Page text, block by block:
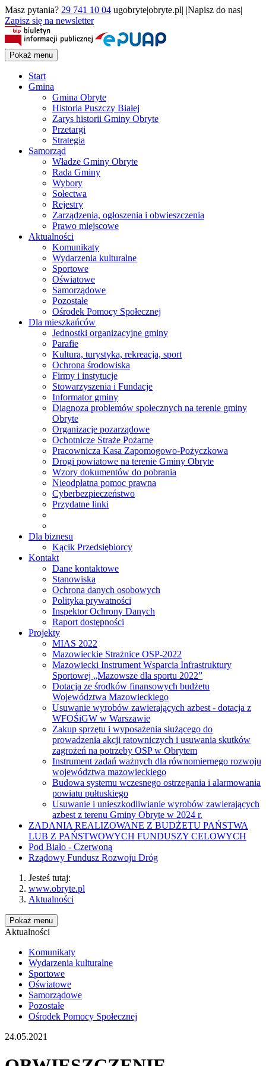
Masz pytania? 29 741 10 04 ugobryte|obryte.pl| |Napisz do nas|
Zapisz się na newsletter
Pokaż menu
Start
Gmina
Gmina Obryte
Historia Puszczy Białej
Zarys historii Gminy Obryte
Przetargi
Strategia
Samorząd
Władze Gminy Obryte
Rada Gminy
Wybory
Sołectwa
Rejestry
Zarządzenia, ogłoszenia i obwieszczenia
Prawo miejscowe
Aktualności
Komunikaty
Wydarzenia kulturalne
Sportowe
Oświatowe
Samorządowe
Pozostałe
Ośrodek Pomocy Społecznej
Dla mieszkańców
Jednostki organizacyjne gminy
Parafie
Kultura, turystyka, rekreacja, sport
Ochrona środowiska
Firmy i instytucje
Stowarzyszenia i Fundacje
Informator gminy
Diagnoza problemów społecznych na terenie gminy
Obryte
Organizacje pozarządowe
Ochotnicze Straże Pożarne
Pracownicza Kasa Zapomogowo-Pożyczkowa
Drogi powiatowe na terenie Gminy Obryte
Wzory dokumentów do pobrania
Nieodpłatna pomoc prawna
Cyberbezpieczeństwo
Przydatne linki
Dla biznesu
Kącik Przedsiębiorcy
Kontakt
Dane kontaktowe
Stanowiska
Ochrona danych osobowych
Polityka prywatności
Inspektor Ochrony Danych
Raport dostępności
Projekty
MIAS 2022
Mazowieckie Strażnice OSP-2022
Mazowiecki Instrument Wsparcia Infrastruktury
Sportowej „Mazowsze dla sportu 2022”
Dotacja ze środków finansowych budżetu
Województwa Mazowieckiego
Usuwanie wyrobów zawierających azbest - dotacja z
WFOŚiGW w Warszawie
Zakup sprzętu i wyposażenia służącego do
prowadzenia akcji ratowniczych i usuwania skutków
zagrożeń na potrzeby OSP w Obrytem
Instrument zadań ważnych dla równomiernego rozwoju
województwa mazowieckiego
Budowa systemu wczesnego ostrzegania i alarmowania
powiatu pułtuskiego
Usuwanie i unieszkodliwianie wyrobów zawierających
azbest z terenu Gminy Obryte w 2024 r.
ZADANIA REALIZOWANE Z BUDŻETU PAŃSTWA
LUB Z PAŃSTWOWYCH FUNDUSZY CELOWYCH
Pod Biało - Czerwoną
Rządowy Fundusz Rozwoju Dróg
Jesteś tutaj:
www.obryte.pl
Aktualności
Pokaż menu
Aktualności
Komunikaty
Wydarzenia kulturalne
Sportowe
Oświatowe
Samorządowe
Pozostałe
Ośrodek Pomocy Społecznej
24.05.2021